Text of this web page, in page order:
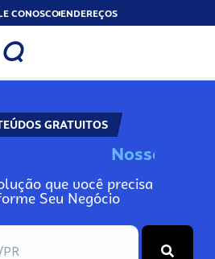
CONOSCOENDEREÇOS
GRATUITOS
Nosso
que você precisa
Seu Negócio